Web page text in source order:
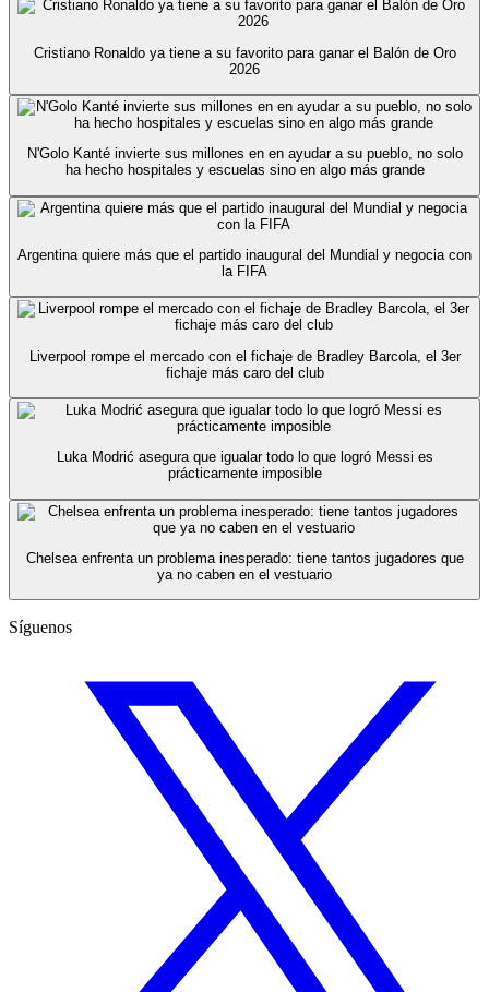
Cristiano Ronaldo ya tiene a su favorito para ganar el Balón de Oro
2026
N'Golo Kanté invierte sus millones en en ayudar a su pueblo, no solo
ha hecho hospitales y escuelas sino en algo más grande
Argentina quiere más que el partido inaugural del Mundial y negocia con
la FIFA
Liverpool rompe el mercado con el fichaje de Bradley Barcola, el 3er
fichaje más caro del club
Luka Modrić asegura que igualar todo lo que logró Messi es
prácticamente imposible
Chelsea enfrenta un problema inesperado: tiene tantos jugadores que
ya no caben en el vestuario
Síguenos